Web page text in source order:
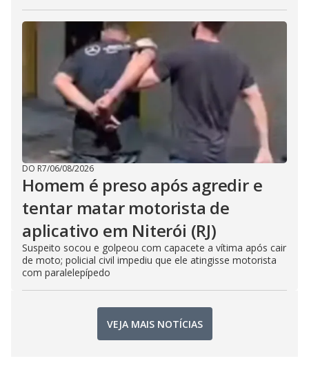
DO R7/06/08/2026
Homem é preso após agredir e
tentar matar motorista de
aplicativo em Niterói (RJ)
Suspeito socou e golpeou com capacete a vítima após cair
de moto; policial civil impediu que ele atingisse motorista
com paralelepípedo
VEJA MAIS NOTÍCIAS